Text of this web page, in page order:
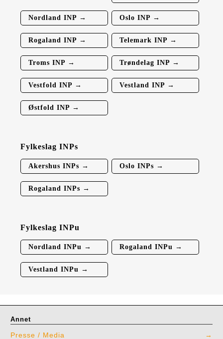
Nordland INP → Oslo INP →
Rogaland INP → Telemark INP →
Troms INP → Trøndelag INP →
Vestfold INP → Vestland INP →
Østfold INP →
Fylkeslag INPs
Akershus INPs → Oslo INPs →
Rogaland INPs →
Fylkeslag INPu
Nordland INPu → Rogaland INPu →
Vestland INPu →
Annet
Presse / Media